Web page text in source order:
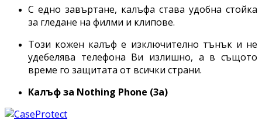
С едно завъртане, калъфа става удобна стойка
за гледане на филми и клипове.
Този кожен калъф е изключително тънък и не
удебелява телефона Ви излишно, а в същото
време го защитата от всички страни.
Калъф за Nothing Phone (3a)